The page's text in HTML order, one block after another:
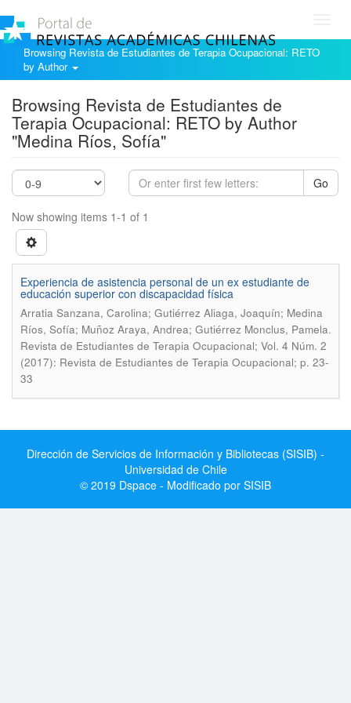
Browsing Revista de Estudiantes de Terapia Ocupacional: RETO
by Author
Browsing Revista de Estudiantes de
Terapia Ocupacional: RETO by Author
"Medina Ríos, Sofía"
Go
Now showing items 1-1 of 1
Experiencia de asistencia personal de un ex estudiante de
educación superior con discapacidad física
Arratia Sanzana, Carolina; Gutiérrez Aliaga, Joaquín; Medina
Ríos, Sofía; Muñoz Araya, Andrea; Gutiérrez Monclus, Pamela.
Revista de Estudiantes de Terapia Ocupacional; Vol. 4 Núm. 2
(2017): Revista de Estudiantes de Terapia Ocupacional; p. 23-
33
Dirección de Servicios de Información y Bibliotecas (SISIB) -
Universidad de Chile
© 2019 Dspace - Modificado por SISIB